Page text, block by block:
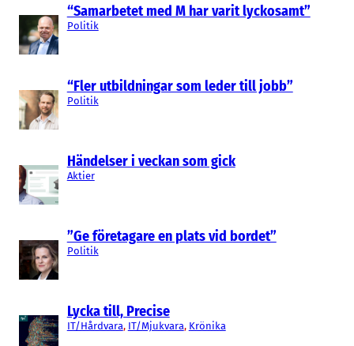
“Samarbetet med M har varit lyckosamt”
Politik
“Fler utbildningar som leder till jobb”
Politik
Händelser i veckan som gick
Aktier
”Ge företagare en plats vid bordet”
Politik
Lycka till, Precise
IT/Hårdvara, IT/Mjukvara, Krönika